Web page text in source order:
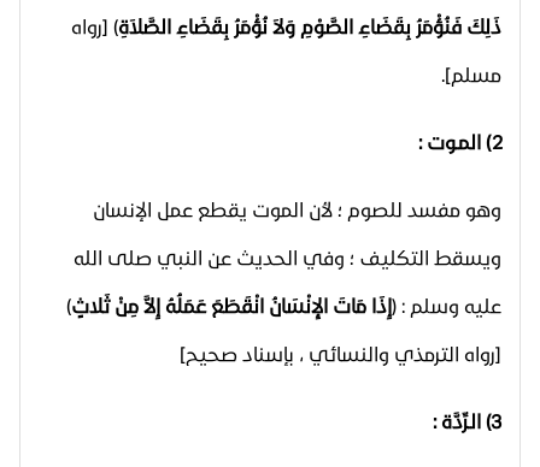
ذَلِكَ فَنُؤْمَرُ بِقَضَاءِ الصَّوْمِ وَلاَ نُؤْمَرُ بِقَضَاءِ الصَّلاَةِ) [رواه
مسلم].
2) المـوت :
وهو مفسد للصوم ؛ لأن الموت يقطع عمل الإنسان
ويسقط التكليف ؛ وفي الحديث عن النبي صلى الله
عليه وسلم : (إِذَا مَاتَ الإِنْسَانُ انْقَطَعَ عَمَلُهُ إِلاَّ مِنْ ثَلاثٍ)
[رواه الترمذي والنسائي ، بإسناد صحيح]
3) الـرِّدَّة :